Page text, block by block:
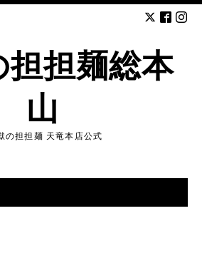
担担麺総本
山
の担担麺 天竜本店公式